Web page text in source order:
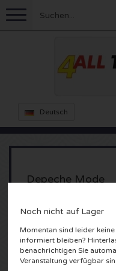
Deutsch
Menu
Ajax Karten
England
Spanien
Kensington Karten
Snoop Dogg Karten
DGTL Karten
Awakenings Karten
Kickboxen
Rugby
Armin van Buuren karten
Reverze Karten
Theater
TAFKAL Karten
Andere
Noch nicht auf Lager
Momentan sind leider
informiert bleiben?
benachrichtigen Sie
Veranstaltung verfügbar
Depeche Mode